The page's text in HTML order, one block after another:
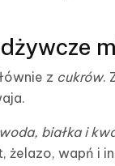
z cukrów.
woda, białka i
żelazo, wapń i